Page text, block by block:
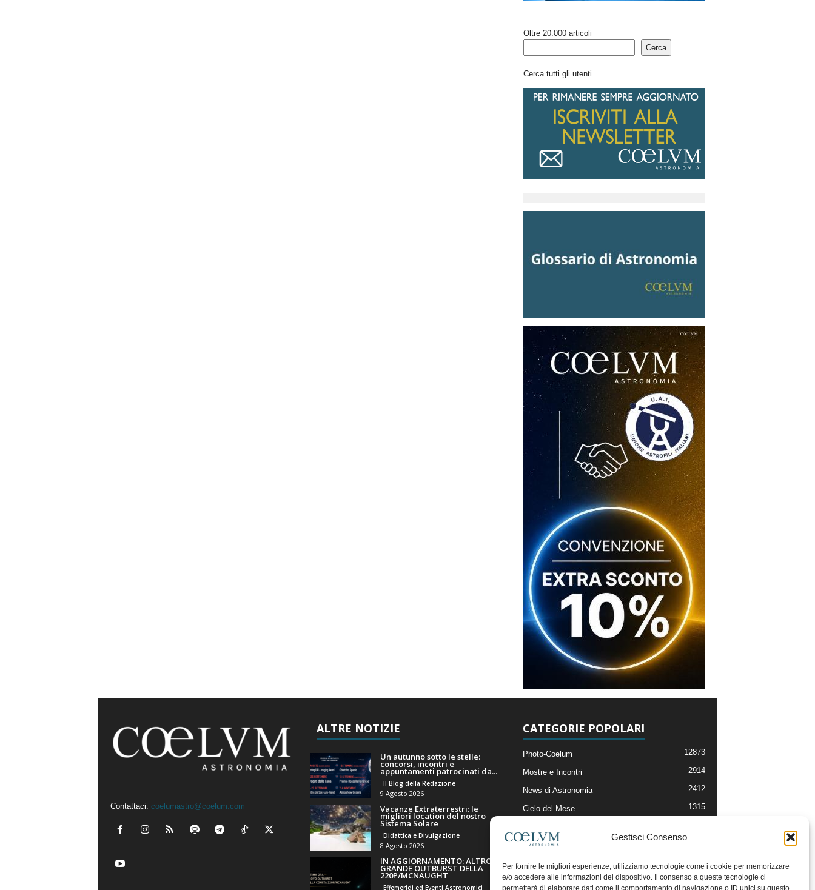
Gestisci Consenso
Per fornire le migliori esperienze, utilizziamo tecnologie come i cookie per memorizzare
e/o accedere alle informazioni del dispositivo. Il consenso a queste tecnologie ci
permetterà di elaborare dati come il comportamento di navigazione o ID unici su questo
Oltre 20.000 articoli
Cerca
Cerca tutti gli utenti
Contattaci: coelumastro@coelum.com
ALTRE NOTIZIE
Un autunno sotto le stelle:
concorsi, incontri e
appuntamenti patrocinati da...
Il Blog della Redazione
9 Agosto 2026
Vacanze Extraterrestri: le
migliori location del nostro
Sistema Solare
Didattica e Divulgazione
8 Agosto 2026
IN AGGIORNAMENTO: ALTRO
GRANDE OUTBURST DELLA
220P/MCNAUGHT
Effemeridi ed Eventi Astronomici
CATEGORIE POPOLARI
Photo-Coelum 12873
Mostre e Incontri 2914
News di Astronomia 2412
Cielo del Mese 1315
Articoli e Risorse On-Line
Il Blog della Redazione